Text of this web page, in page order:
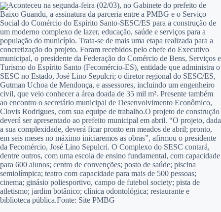
Aconteceu na segunda-feira (02/03), no Gabinete do prefeito de
Baixo Guandu, a assinatura da parceria entre a PMBG e o Serviço
Social do Comércio do Espírito Santo-SESC/ES para a construção de
um moderno complexo de lazer, educação, saúde e serviços para a
população do município. Trata-se de mais uma etapa realizada para a
concretização do projeto. Foram recebidos pelo chefe do Executivo
municipal, o presidente da Federação do Comércio de Bens, Serviços e
Turismo do Espírito Santo (Fecomércio-ES), entidade que administra o
SESC no Estado, José Lino Sepulcri; o diretor regional do SESC/ES,
Gutman Uchoa de Mendonça, e assessores, incluindo um engenheiro
civil, que veio conhecer a área doada de 35 mil m². Presente também
ao encontro o secretário municipal de Desenvolvimento Econômico,
Clovis Rodrigues, com sua equipe de trabalho.O projeto de construção
deverá ser apresentado ao prefeito municipal em abril. “O projeto, dada
a sua complexidade, deverá ficar pronto em meados de abril; pronto,
em seis meses no máximo iniciaremos as obras”, afirmou o presidente
da Fecomércio, José Lino Sepulcri. O Complexo do SESC contará,
dentre outros, com uma escola de ensino fundamental, com capacidade
para 600 alunos; centro de convenções; posto de saúde; piscina
semiolímpica; teatro com capacidade para mais de 500 pessoas;
cinema; ginásio poliesportivo, campo de futebol society; pista de
atletismo; jardim botânico; clínica odontológica; restaurante e
biblioteca pública.Fonte: Site PMBG